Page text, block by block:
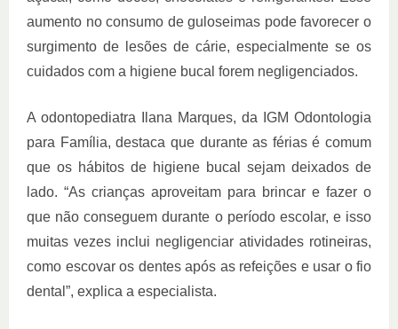
aumento no consumo de guloseimas pode favorecer o
surgimento de lesões de cárie, especialmente se os
cuidados com a higiene bucal forem negligenciados.
A odontopediatra Ilana Marques, da IGM Odontologia
para Família, destaca que durante as férias é comum
que os hábitos de higiene bucal sejam deixados de
lado. “As crianças aproveitam para brincar e fazer o
que não conseguem durante o período escolar, e isso
muitas vezes inclui negligenciar atividades rotineiras,
como escovar os dentes após as refeições e usar o fio
dental”, explica a especialista.